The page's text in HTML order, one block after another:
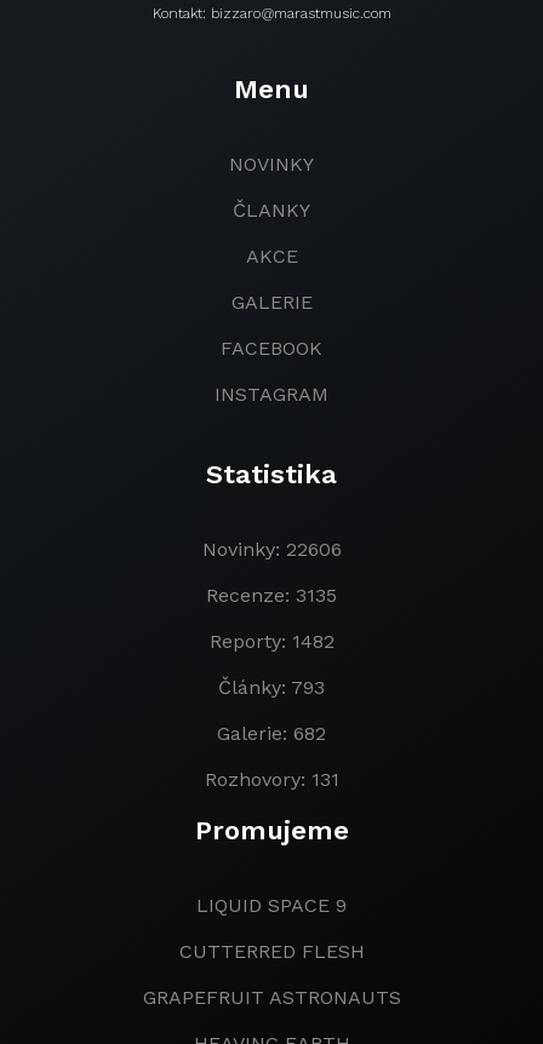
Kontakt: bizzaro@marastmusic.com
Menu
NOVINKY
ČLANKY
AKCE
GALERIE
FACEBOOK
INSTAGRAM
Statistika
Novinky: 22606
Recenze: 3135
Reporty: 1482
Články: 793
Galerie: 682
Rozhovory: 131
Promujeme
LIQUID SPACE 9
CUTTERRED FLESH
GRAPEFRUIT ASTRONAUTS